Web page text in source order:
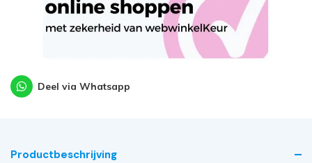
Deel via Whatsapp
Productbeschrijving